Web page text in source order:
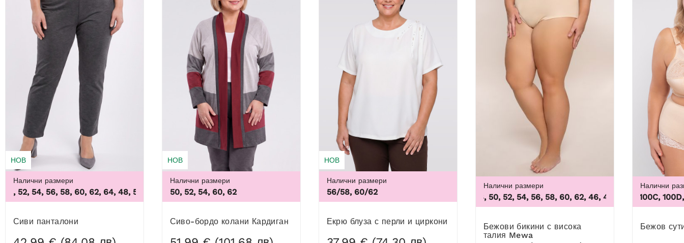
НОВ
Налични размери
54, 56, 58, 60, 62, 64,48, 50, 52, 54, 56, 58, 60, 62, 64
Сиви панталони
НОВ
Налични размери
50, 52, 54, 60, 62
Сиво-бордо колани Кардиган
НОВ
Налични размери
56/58, 60/62
Екрю блуза с перли и циркони
Налични размери
46, 48, 50, 52, 54, 56, 58, 60, 62,46, 48, 50, 52, 54, 56, 58,
Бежови бикини с висока
талия Mewa
Налични
100B, 100C, 100D,
Бежов